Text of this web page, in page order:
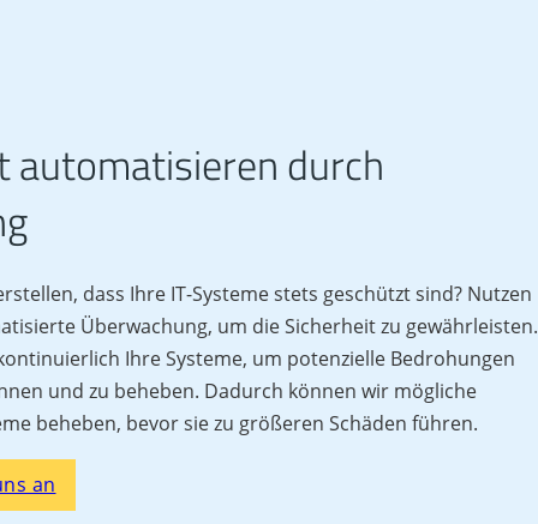
automatisieren durch
dass Ihre IT-Systeme stets geschützt sind? Nutzen
Überwachung, um die Sicherheit zu gewährleisten.
Ihre Systeme, um potenzielle Bedrohungen
und zu beheben. Dadurch können wir mögliche
beheben, bevor sie zu größeren Schäden führen.
an